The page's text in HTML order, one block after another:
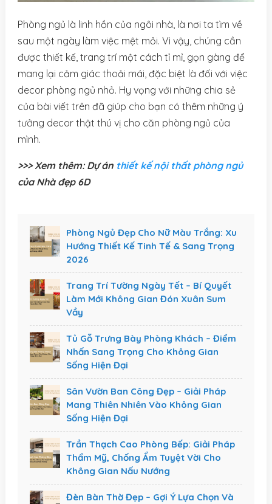
Phòng ngủ là linh hồn của ngôi nhà, là nơi ta tìm về
sau một ngày làm việc mệt mỏi. Vì vậy, chúng cần
được thiết kế, trang trí một cách tỉ mỉ, gọn gàng để
mang lại cảm giác thoải mái, đặc biệt là đối với việc
decor phòng ngủ nhỏ. Hy vọng với những chia sẻ
của bài viết trên đã giúp cho bạn có thêm những ý
tưởng decor thật thú vị cho căn phòng ngủ của
mình.
>>> Xem thêm: Dự án thiết kế nội thất phòng ngủ
của Nhà đẹp 6D
Phòng Ngủ Đẹp Cho Nữ Màu Trắng: Xu
Hướng Thiết Kế Tinh Tế & Sang Trọng
2026
Trang Trí Tường Ngày Tết – Bí Quyết
Làm Mới Không Gian Đón Xuân Sum
Vầy
Tủ Gỗ Trưng Bày Phòng Khách – Điểm
Nhấn Sang Trọng Cho Không Gian
Sống Hiện Đại
Sân Vườn Ban Công Đẹp – Giải Pháp
Mang Thiên Nhiên Vào Không Gian
Sống Hiện Đại
Trần Thạch Cao Phòng Bếp: Giải Pháp
Thẩm Mỹ, Chống Ẩm Tuyệt Vời Cho
Không Gian Nấu Nướng
Đèn Bàn Thờ Đẹp – Gợi Ý Lựa Chọn Và